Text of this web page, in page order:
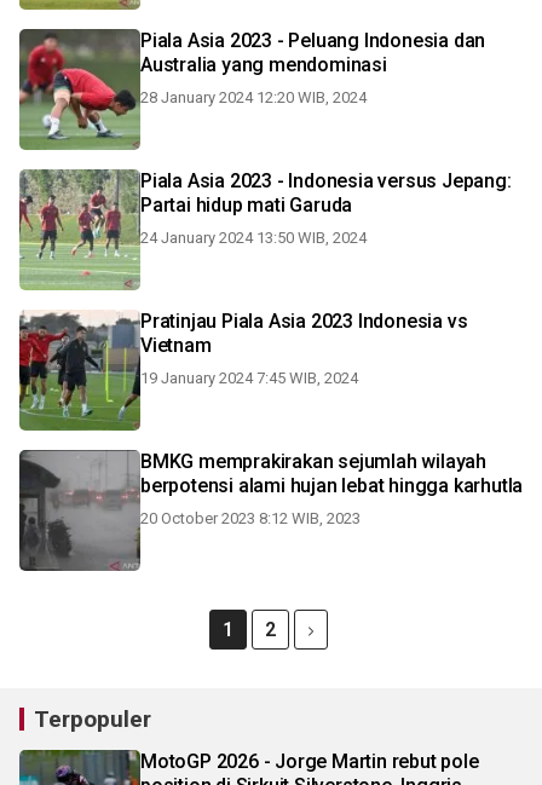
Piala Asia 2023 - Peluang Indonesia dan
Australia yang mendominasi
28 January 2024 12:20 WIB, 2024
Piala Asia 2023 - Indonesia versus Jepang:
Partai hidup mati Garuda
24 January 2024 13:50 WIB, 2024
Pratinjau Piala Asia 2023 Indonesia vs
Vietnam
19 January 2024 7:45 WIB, 2024
BMKG memprakirakan sejumlah wilayah
berpotensi alami hujan lebat hingga karhutla
20 October 2023 8:12 WIB, 2023
1 2
Terpopuler
MotoGP 2026 - Jorge Martin rebut pole